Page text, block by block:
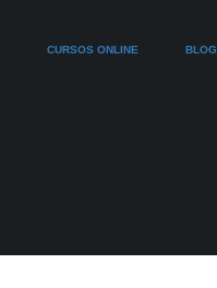
CURSOS ONLINE BLOG